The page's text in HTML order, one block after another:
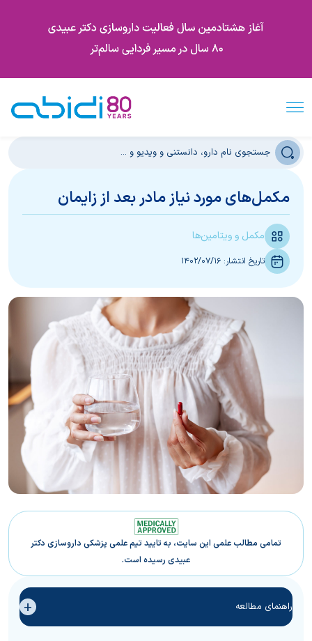
مکمل‌های مورد نیاز مادر بعد از زایمان
مکمل و ویتامین‌ها
تاریخ انتشار:
تمامی مطالب علمی این سایت، به تایید تیم علمی پزشکی داروسازی دکتر
عبیدی رسیده است.
راهنمای مطالعه +